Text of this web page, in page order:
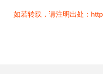
如若转载，请注明出处：